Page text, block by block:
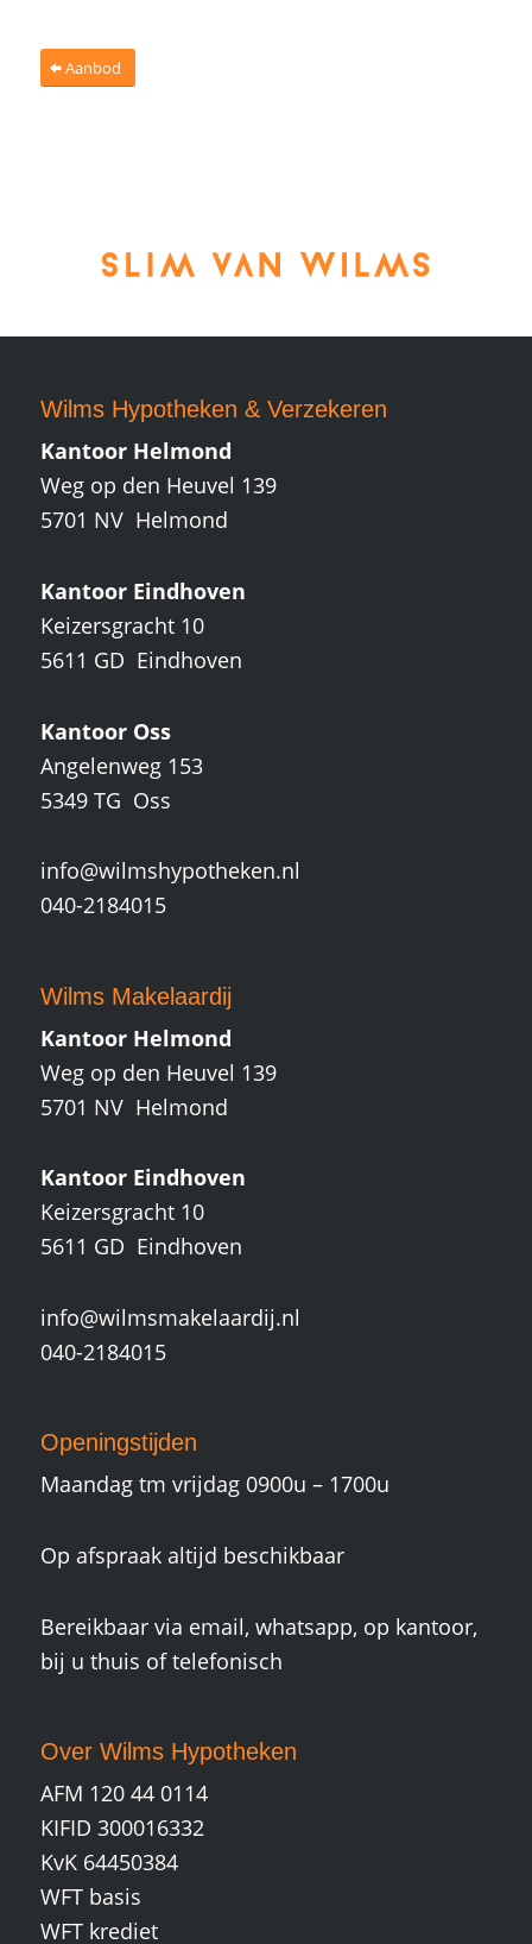
Aanbod
Wilms Hypotheken &Verzekeren
Kantoor Helmond
Weg op den Heuvel 139
5701 NV Helmond
Kantoor Eindhoven
Keizersgracht 10
5611 GD Eindhoven
Kantoor Oss
Angelenweg 153
5349 TG Oss
info@wilmshypotheken.nl
040-2184015
Wilms Makelaardij
Kantoor Helmond
Weg op den Heuvel 139
5701 NV Helmond
Kantoor Eindhoven
Keizersgracht 10
5611 GD Eindhoven
info@wilmsmakelaardij.nl
040-2184015
Openingstijden
Maandag tm vrijdag 0900u – 1700u
Op afspraak altijd beschikbaar
Bereikbaar via email, whatsapp, op kantoor,
bij u thuis of telefonisch
Over Wilms Hypotheken
AFM 120 44 0114
KIFID 300016332
KvK 64450384
WFT basis
WFT krediet